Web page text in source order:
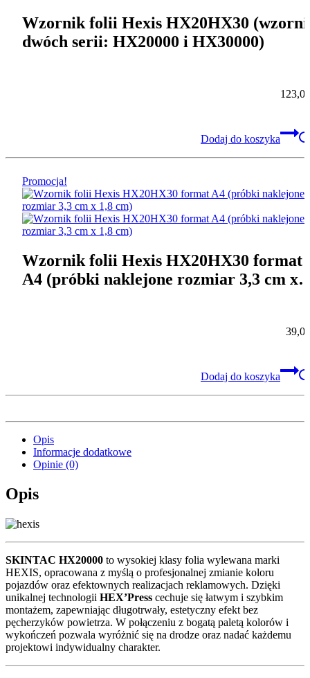
Wzornik folii Hexis HX20HX30
dwóch serii: HX20000 i HX30000)
Dodaj do koszyka
Promocja!
Wzornik folii Hexis HX20HX30 format
A4 (próbki naklejone rozmiar 3,3 cm x
Dodaj do koszyka
Opis
Informacje dodatkowe
Opinie (0)
Opis
SKINTAC HX20000 to wysokiej klasy folia wylewana marki
HEXIS, opracowana z myślą o profesjonalnej zmianie koloru
pojazdów oraz efektownych realizacjach reklamowych. Dzięki
unikalnej technologii HEX’Press cechuje się łatwym i szybkim
montażem, zapewniając długotrwały, estetyczny efekt bez
pęcherzyków powietrza. W połączeniu z bogatą paletą kolorów i
wykończeń pozwala wyróżnić się na drodze oraz nadać każdemu
projektowi indywidualny charakter.